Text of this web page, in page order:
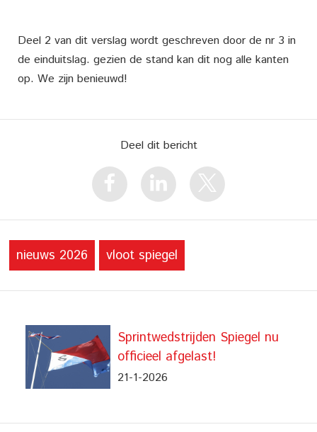
Deel 2 van dit verslag wordt geschreven door de nr 3 in
de einduitslag. gezien de stand kan dit nog alle kanten
op. We zijn benieuwd!
Deel dit bericht
nieuws 2026 vloot spiegel
Sprintwedstrijden Spiegel nu
officieel afgelast!
21-1-2026